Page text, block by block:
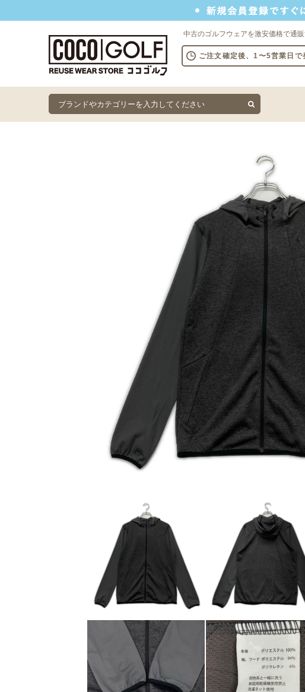
中古のゴルフウェアを激安価格で通
ご注文確定後、1〜5営業日で